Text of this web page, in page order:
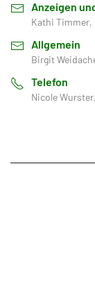
Anzeigen
Kathi Timmer,
Allgemein
Birgit
Telefon
Nicole Wurster,